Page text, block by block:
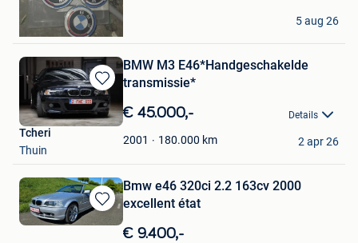
Adrien Hardat
Thuin
5 aug 26
Bewaren
in
Mijn
Favorieten
BMW M3 E46*Handgeschakelde
transmissie*
€ 45.000,- Details
2001 180.000 km
Tcheri
Thuin
2 apr 26
Bewaren
in
Bmw e46 320ci 2.2 163cv 2000
excellent état
€ 9.400,-